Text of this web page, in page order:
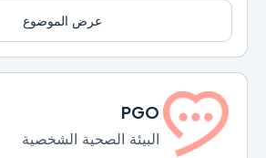
عرض الموضوع
PGO
البيئة الصحية الشخصية